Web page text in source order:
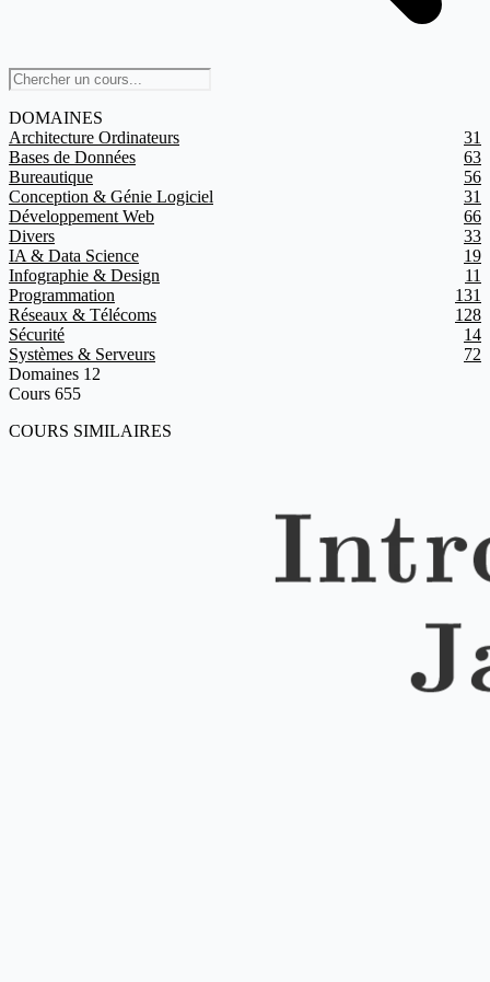
DOMAINES
Architecture Ordinateurs
31
Bases de Données
63
Bureautique
56
Conception & Génie Logiciel
31
Développement Web
66
Divers
33
IA & Data Science
19
Infographie & Design
11
Programmation
131
Réseaux & Télécoms
128
Sécurité
14
Systèmes & Serveurs
72
Domaines 12
Cours 655
COURS SIMILAIRES